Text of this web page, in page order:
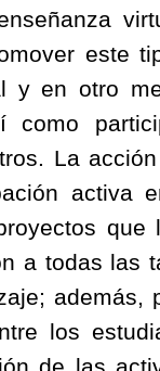
este
y en otro
como
La
activa
a todas las
además,
los